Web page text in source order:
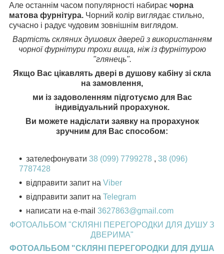
Але останнім часом популярності набирає чорна
матова фурнітура. Чорний колір виглядає стильно,
сучасно і радує чудовим зовнішнім виглядом.
Вартість скляних душових дверей з використанням
чорної фурнітури трохи вища, ніж із фурнітурою
"глянець".
Якщо Вас цікавлять двері в душову кабіну зі скла
на замовлення,
ми із задоволенням підготуємо для Вас
індивідуальний прорахунок.
Ви можете надіслати заявку на прорахунок
зручним для Вас способом:
зателефонувати 38 (099) 7799278 , 38 (096)
7787428
відправити запит на Viber
відправити запит на Telegram
написати на e-mail 3627863@gmail.com
ФОТОАЛЬБОМ "СКЛЯНІ ПЕРЕГОРОДКИ ДЛЯ ДУШУ З
ДВЕРИМА"
ФОТОАЛЬБОМ "СКЛЯНІ ПЕРЕГОРОДКИ ДЛЯ ДУША